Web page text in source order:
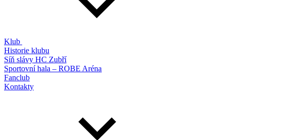
Klub
Historie klubu
Síň slávy HC Zubří
Sportovní hala – ROBE Aréna
Fanclub
Kontakty